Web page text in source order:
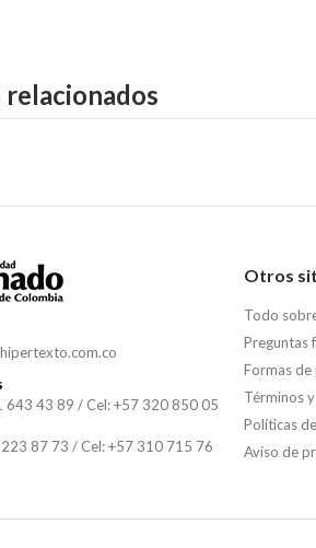
643 43 89 / Cel: +57 320 850 05
87 73 / Cel: +57 310 715 76
Otros
Todo
Preguntas
Formas de
Términos
Políticas
Aviso de